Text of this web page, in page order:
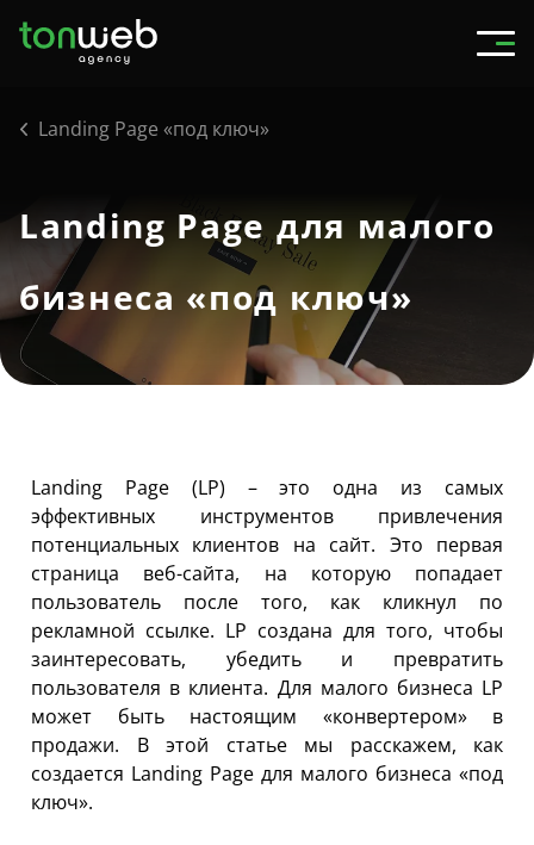
Landing Page «под ключ»
Landing Page для малого
бизнеса «под ключ»
Landing Page (LP) – это одна из самых
эффективных инструментов привлечения
потенциальных клиентов на сайт. Это первая
страница веб-сайта, на которую попадает
пользователь после того, как кликнул по
рекламной ссылке. LP создана для того, чтобы
заинтересовать, убедить и превратить
пользователя в клиента. Для малого бизнеса LP
может быть настоящим «конвертером» в
продажи. В этой статье мы расскажем, как
создается Landing Page для малого бизнеса «под
ключ».